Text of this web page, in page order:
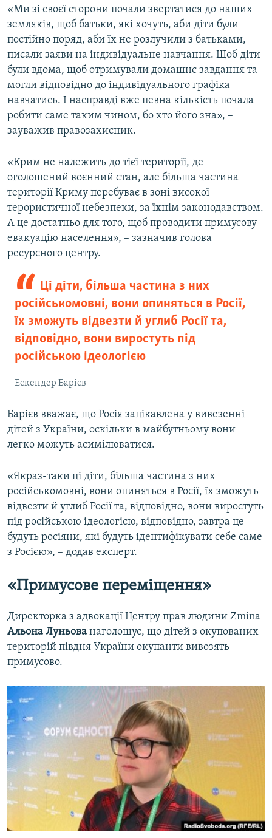
«Ми зі своєї сторони почали звертатися до наших
земляків, щоб батьки, які хочуть, аби діти були
постійно поряд, аби їх не розлучили з батьками,
писали заяви на індивідуальне навчання. Щоб діти
були вдома, щоб отримували домашнє завдання та
могли відповідно до індивідуального графіка
навчатись. І насправді вже певна кількість почала
робити саме таким чином, бо хто його зна», –
зауважив правозахисник.
«Крим не належить до тієї території, де
оголошений воєнний стан, але більша частина
території Криму перебуває в зоні високої
терористичної небезпеки, за їхнім законодавством.
А це достатньо для того, щоб проводити примусову
евакуацію населення», – зазначив голова
ресурсного центру.
Ці діти, більша частина з них
російськомовні, вони опиняться в Росії,
їх зможуть відвезти й углиб Росії та,
відповідно, вони виростуть під
російською ідеологією
Ескендер Барієв
Барієв вважає, що Росія зацікавлена у вивезенні
дітей з України, оскільки в майбутньому вони
легко можуть асимілюватися.
«Якраз-таки ці діти, більша частина з них
російськомовні, вони опиняться в Росії, їх зможуть
відвезти й углиб Росії та, відповідно, вони виростуть
під російською ідеологією, відповідно, завтра це
будуть росіяни, які будуть ідентифікувати себе саме
з Росією», – додав експерт.
«Примусове переміщення»
Директорка з адвокації Центру прав людини Zmina
Альона Луньова наголошує, що дітей з окупованих
територій півдня України окупанти вивозять
примусово.